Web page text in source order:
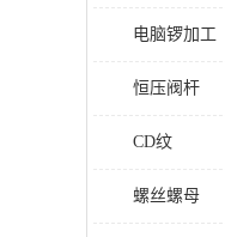
电脑锣加工
恒压阀杆
CD纹
螺丝螺母